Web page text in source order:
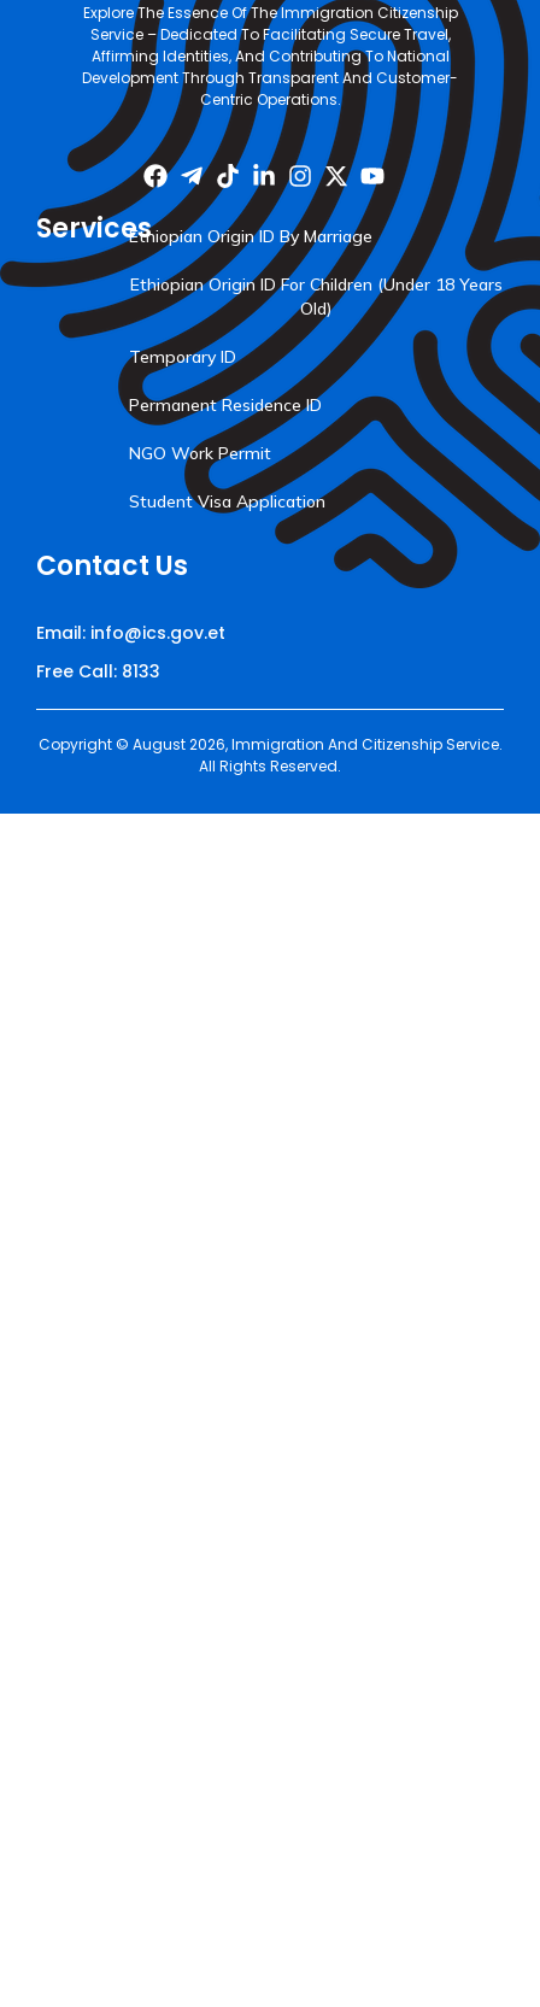
Explore The Essence Of The Immigration Citizenship
Service – Dedicated To Facilitating Secure Travel,
Affirming Identities, And Contributing To National
Development Through Transparent And Customer-
Centric Operations.
ServicesEthiopian Origin ID By Marriage
Ethiopian Origin ID For Children (Under 18 Years
Old)
Temporary ID
Permanent Residence ID
NGO Work Permit
Student Visa Application
Contact Us
Email: info@ics.gov.et
Free Call: 8133
Copyright © August 2026, Immigration And Citizenship Service.
All Rights Reserved.